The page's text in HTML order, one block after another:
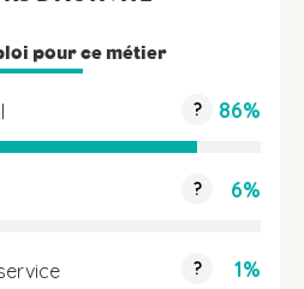
pour ce métier
? 86%
? 6%
? 1%